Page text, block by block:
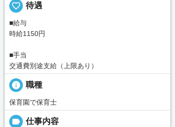
favorite_border 待遇
■給与
時給1150円
■手当
交通費別途支給（上限あり）
info 職種
保育園で保育士
label 仕事内容